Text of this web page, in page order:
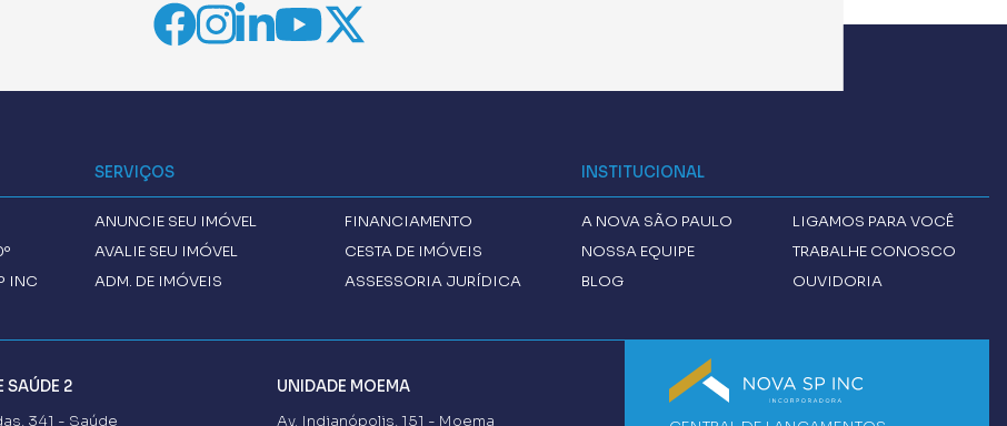
INC
SERVIÇOS
ANUNCIE SEU IMÓVEL
AVALIE SEU IMÓVEL
ADM. DE IMÓVEIS
FINANCIAMENTO
CESTA DE IMÓVEIS
ASSESSORIA JURÍDICA
INSTITUCIONAL
A NOVA SÃO PAULO
NOSSA EQUIPE
BLOG
LIGAMOS PARA VOCÊ
TRABALHE CONOSCO
OUVIDORIA
SAÚDE 2
341 - Saúde
UNIDADE MOEMA
Av. Indianópolis, 151 - Moema